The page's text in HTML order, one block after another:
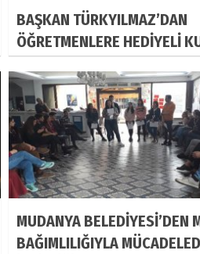
BAŞKAN TÜRKYILMAZ’DAN
ÖĞRETMENLERE HEDİYELİ
MUDANYA BELEDİYESİ’DEN
BAĞIMLILIĞIYLA